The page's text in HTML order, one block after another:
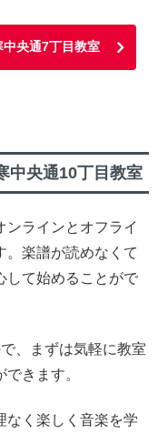
中央通7丁目教室
中央通10丁目教室
ンラインとオフライ
。楽譜が読めなくて
して始めることがで
、まずは気軽に教室
きます。
なく楽しく音楽を学